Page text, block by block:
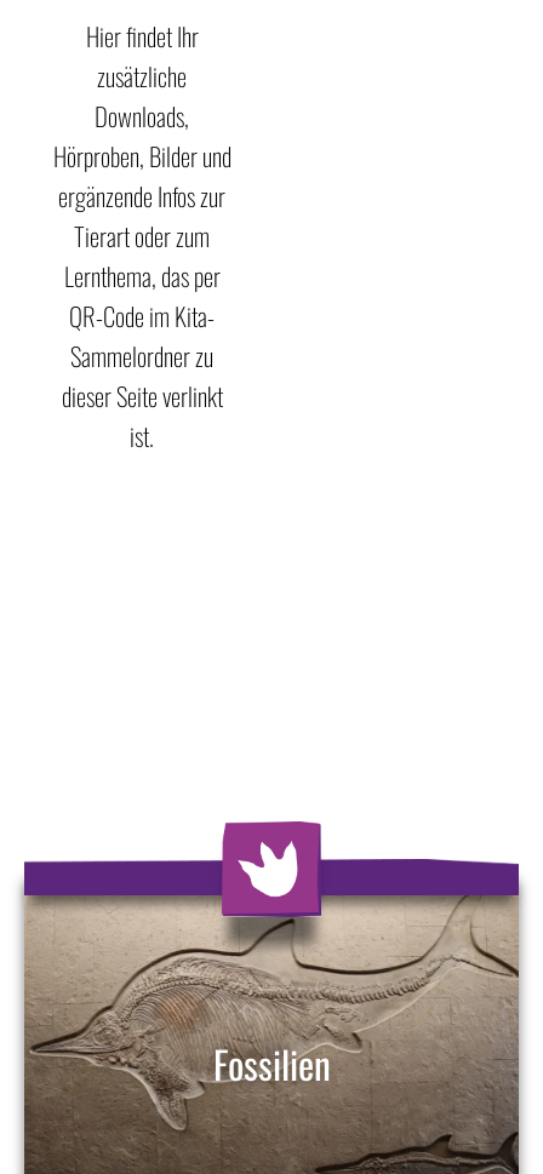
Hier findet Ihr
zusätzliche
Downloads,
Hörproben, Bilder und
ergänzende Infos zur
Tierart oder zum
Lernthema, das per
QR-Code im Kita-
Sammelordner zu
dieser Seite verlinkt
ist.
Fossilien